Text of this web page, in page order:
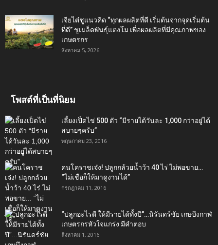
เจียไต๋ชูแนวคิด “ทุกผลผลิตที่ดี เริ่มต้นจากจุดเริ่มต้น
ที่ดี” ชูเมล็ดพันธุ์แตงโม เพื่อผลผลิตที่มีคุณภาพของ
เกษตรกร
สิงหาคม 5, 2026
โพสต์ที่เป็นที่นิยม
เลี้ยงเป็ดไข่ 500 ตัว “มีรายได้วันละ 1,000 กว่าอยู่ได้
สบายๆครับ”
พฤษภาคม 23, 2016
คนโคราชเจ๋ง! ปลูกกล้วยน้ำว้า 40 ไร่ ไม่พอขาย…
“ไม่เชื่อก็ให้มาดูงานได้”‬
กรกฎาคม 11, 2016
“ปลูกอะไรดี ให้มีรายได้ทั้งปี”…นิรันดร์ชัย เกษบึงกาฬ
เกษตรกรหัวใจแกร่ง มีคำตอบ
สิงหาคม 1, 2016